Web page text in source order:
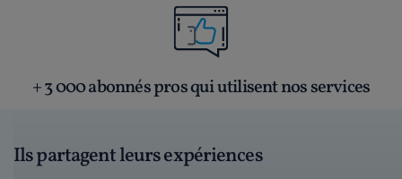
+ 3 000 abonnés pros qui utilisent nos services
Ils partagent leurs expériences